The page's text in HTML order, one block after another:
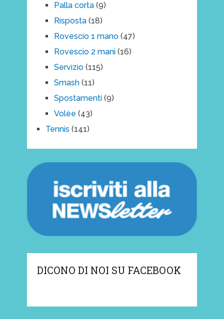
Palla corta(9)
Risposta(18)
Rovescio 1 mano(47)
Rovescio 2 mani(16)
Servizio(115)
Smash(11)
Spostamenti(9)
Volèe (43)
Tennis (141)
DICONO DI NOI SU FACEBOOK